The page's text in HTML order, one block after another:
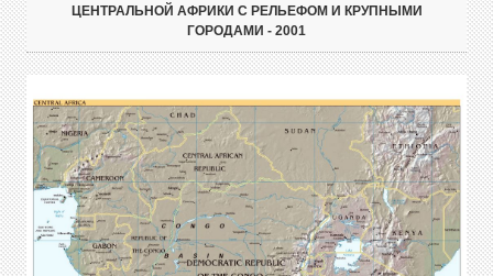
ЦЕНТРАЛЬНОЙ АФРИКИ С РЕЛЬЕФОМ И КРУПНЫМИ
ГОРОДАМИ - 2001